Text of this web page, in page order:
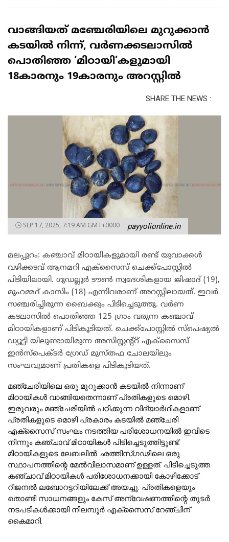
വാങ്ങിയത് മഞ്ചേരിയിലെ മുറുക്കാന്‍
കടയില്‍ നിന്ന്, വർണക്കടലാസിൽ
പൊതിഞ്ഞ ‘മിഠായി’കളുമായി
18കാരനും 19കാരനും അറസ്റ്റിൽ
SHARE THE NEWS :
SEP 17, 2025, 7:19 AM GMT+0000 payyolionline.in
മലപ്പുറം: കഞ്ചാവ് മിഠായികളുമായി രണ്ട് യുവാക്കള്‍
വഴിക്കടവ് ആനമറി എക്‌സൈസ് ചെക്ക്‌പോസ്റ്റില്‍
പിടിയിലായി. ഗുഡല്ലൂര്‍ ടൗണ്‍ സ്വദേശികളായ ജിഷാദ് (19),
മുഹമ്മദ് കാസിം (18) എന്നിവരാണ് അറസ്റ്റിലായത്. ഇവര്‍
സഞ്ചരിച്ചിരുന്ന ബൈക്കും പിടിച്ചെടുത്തു. വര്‍ണ
കടലാസില്‍ പൊതിഞ്ഞ 125 ഗ്രാം വരുന്ന കഞ്ചാവ്
മിഠായികളാണ് പിടികൂടിയത്. ചെക്ക്‌പോസ്റ്റില്‍ സ്‌പെഷ്യല്‍
ഡ്യൂട്ടി യിലുണ്ടായിരുന്ന അസിസ്റ്റന്റ്‌റ് എക്‌സൈസ്
ഇന്‍സ്‌പെക്ടര്‍ ഗ്രേഡ് മുസ്തഫ ചോലയിലും
സംഘവുമാണ് പ്രതികളെ പിടികൂടിയത്.
മഞ്ചേരിയിലെ ഒരു മുറുക്കാന്‍ കടയില്‍ നിന്നാണ്
മിഠായികള്‍ വാങ്ങിയതെന്നാണ് പ്രതികളുടെ മൊഴി.
ഇരുവരും മഞ്ചേരിയില്‍ പഠിക്കുന്ന വിദ്യാര്‍ഥികളാണ്.
പ്രതികളുടെ മൊഴി പ്രകാരം കടയില്‍ മഞ്ചേരി
എക്‌സൈസ് സംഘം നടത്തിയ പരിശോധനയില്‍ ഇവിടെ
നിന്നും കഞ്ചാവ് മിഠായികള്‍ പിടിച്ചെടുത്തിട്ടുണ്ട്.
മിഠായികളുടെ ലേബലില്‍ ഛത്തിസ്ഗഢിലെ ഒരു
സ്ഥാപനത്തിന്റെ മേല്‍വിലാസമാണ് ഉള്ളത്. പിടിച്ചെടുത്ത
കഞ്ചാവ് മിഠായികള്‍ പരിശോധനക്കായി കോഴിക്കോട്
റീജനല്‍ ലബോറട്ടറിയിലേക്ക് അയച്ചു. പ്രതികളെയും
തൊണ്ടി സാധനങ്ങളും കേസ് അന്വേഷണത്തിന്റെ തുടര്‍
നടപടികള്‍ക്കായി നിലമ്പൂര്‍ എക്‌സൈസ് റേഞ്ചിന്
കൈമാറി.